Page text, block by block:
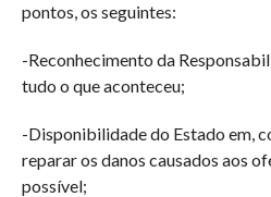
pontos, os seguintes:
-Reconhecimento da
tudo o que aconteceu;
-Disponibilidade do Estado em,
reparar os danos causados aos
possível;